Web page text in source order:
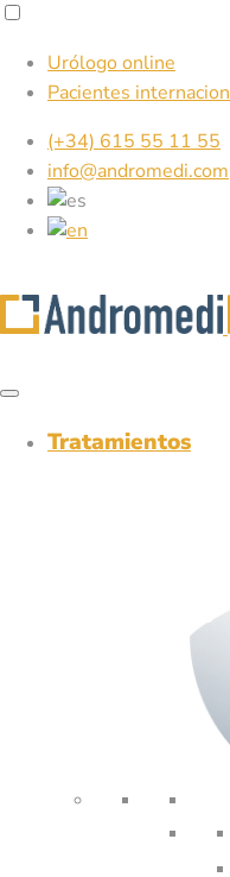
Urólogo online
Pacientes
(+34) 615 55 11 55
info@andromedi.com
Tratamientos